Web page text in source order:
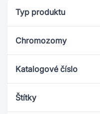
Typ produktu
Chromozomy
Katalogové číslo
Štítky